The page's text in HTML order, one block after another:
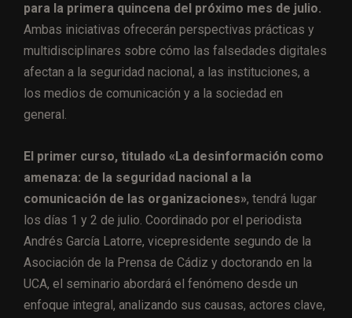
para la primera quincena del próximo mes de julio.
Ambas iniciativas ofrecerán perspectivas prácticas y
multidisciplinares sobre cómo las falsedades digitales
afectan a la seguridad nacional, a las instituciones, a
los medios de comunicación y a la sociedad en
general.
El primer curso, titulado «La desinformación como
amenaza: de la seguridad nacional a la
comunicación de las organizaciones», tendrá lugar
los días 1 y 2 de julio. Coordinado por el periodista
Andrés García Latorre, vicepresidente segundo de la
Asociación de la Prensa de Cádiz y doctorando en la
UCA, el seminario abordará el fenómeno desde un
enfoque integral, analizando sus causas, actores clave,